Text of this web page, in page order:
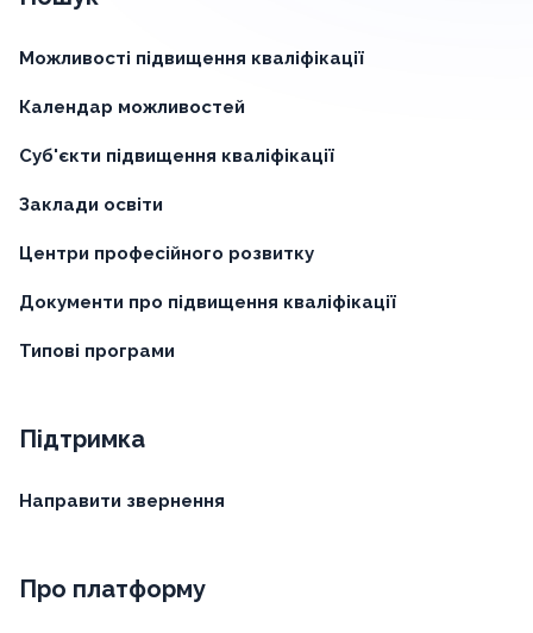
Можливості підвищення кваліфікації
Календар можливостей
Суб'єкти підвищення кваліфікації
Заклади освіти
Центри професійного розвитку
Документи про підвищення кваліфікації
Типові програми
Підтримка
Направити звернення
Про платформу